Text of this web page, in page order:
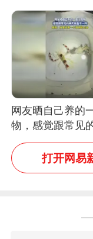
没有一个人掉链
网友晒自己养的
物，感觉跟常见
些不一样
打开网易